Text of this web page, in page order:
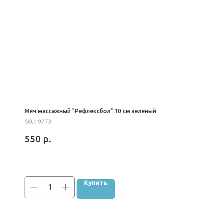
Мяч массажный "Рефлексбол" 10 см зеленый
SKU: 9773
550 р.
Купить